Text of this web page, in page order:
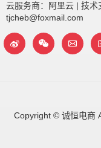
云服务商：阿里云 | 技术
tjcheb@foxmail.com
Copyright © 诚恒电商